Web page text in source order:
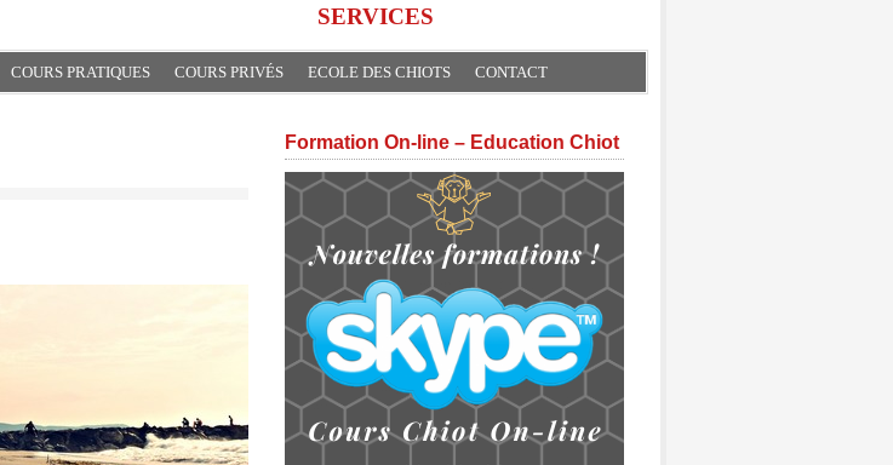
SERVICES
COURS PRATIQUES COURS PRIVÉS ECOLE DES CHIOTS CONTACT
Formation On-line – Education Chiot